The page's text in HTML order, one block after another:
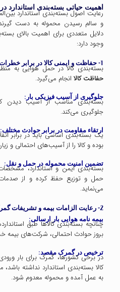
اهمیت حیاتی بسته‌بندی
رعایت اصول بسته‌بندی استاندارد
و سالم رسیدن محموله به دست
دلایل متعددی برای اهمیت بالای
وجود دارد:
1- حفاظت و ایمنی کالا در برابر خطرات موجود
بسته‌بندی کالا در حمل هوایی به
حفاظت کالا انجام می‌گیرد.
جلوگیری از آسیب فیزیکی بار:
بسته‌بندی مناسب از آسیب دیدن
جلوگیری می‌کند.
ارتقاء مقاومت در برابر حوادث مختلف:
یک بسته‌بندی اساسی باید در برابر
بوده و کالا را از آسیب‌های احتمالی و
تضمین امنیت محموله در حمل و نقل:
بسته‌بندی ایمن و استاندارد، مشخصات
حمل و توزیع حفظ کرده و از
می‌نماید.
2- رعایت الزامات بیمه و تشریفات گمرکی
بیمه نامه هوایی بار ارسالی:
چنانچه بسته‌بندی کالاها طبق
بروز حوادث احتمالی، شرکت‌های بیمه
ترخیص در گمرک مقصد:
در برخی کشورها، گمرک برای بار
کالا بسته‌بندی استاندارد نداشته
به عمل آمده و محموله معدوم شود.